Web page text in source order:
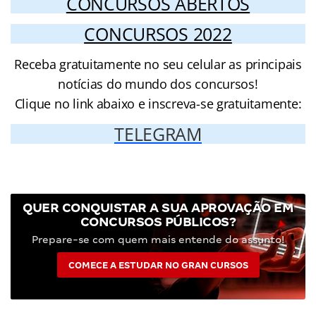
CONCURSOS 2022
Receba gratuitamente no seu celular as principais
notícias do mundo dos concursos!
Clique no link abaixo e inscreva-se gratuitamente:
TELEGRAM
QUER CONQUISTAR A SUA APROVAÇÃO EM
CONCURSOS PÚBLICOS?
Prepare-se com quem mais entende do assunto!
COMECE A ESTUDAR NO GRAN CURSOS